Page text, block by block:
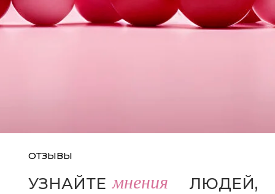
ОТЗЫВЫ
УЗНАЙТЕ МНЕНИЯ
ЛЮДЕЙ,
мнения